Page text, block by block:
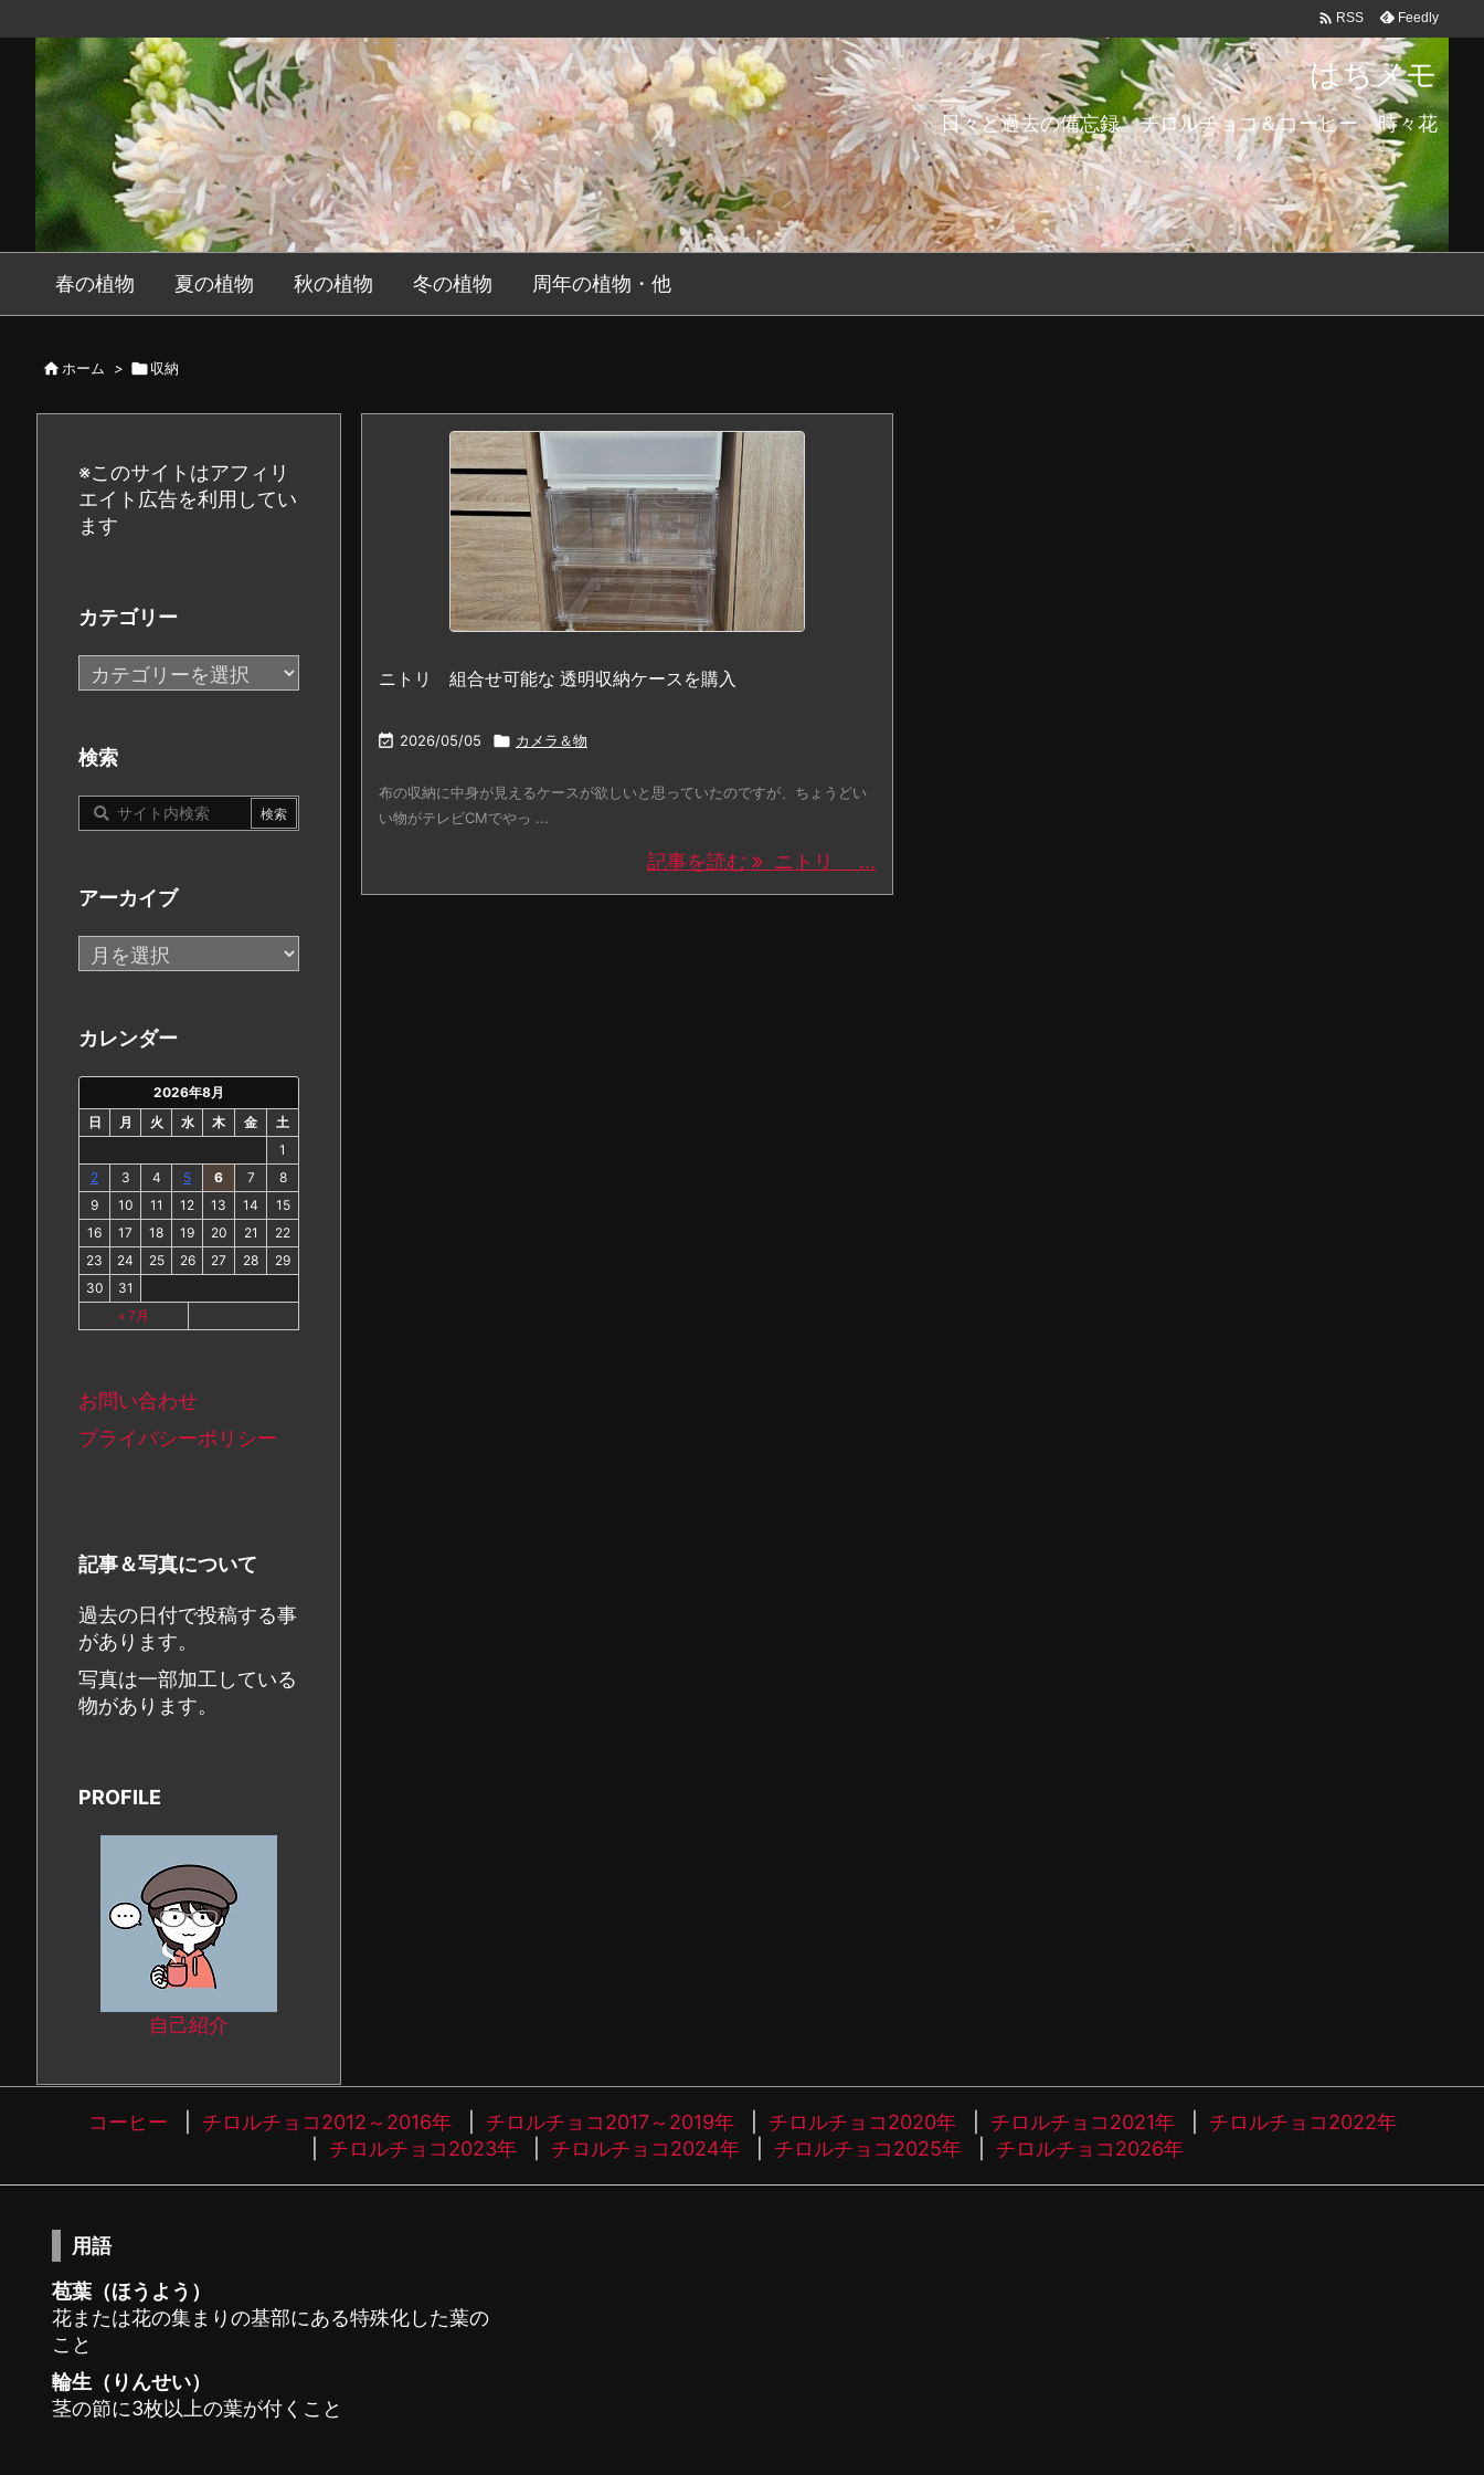
はちメモ
日々と過去の備忘録 チロルチョコ＆コーヒー 時々花
春の植物 夏の植物 秋の植物 冬の植物 周年の植物・他
 RSS Feedly
 ホーム > 収納
ニトリ 組合せ可能な 透明収納ケースを購入
 2026/05/05  カメラ＆物
布の収納に中身が見えるケースが欲しいと思っていたのですが、ちょうどい
い物がテレビCMでやっ ...
記事を読む ニトリ ...
※このサイトはアフィリ
エイト広告を利用してい
ます
カテゴリー
カ
テ
リ
ー
検索
アーカイブ
ア
ー
イ
ブ
カレンダー
2026年8月
日
月 火 水 木 金
土
1
2
3 4 5 6 7
8
9
10 11 12 13 14
15
16
17 18 19 20 21
22
23
24 25 26 27 28
29
30
31
« 7月
お問い合わせ
プライバシーポリシー
記事＆写真について
過去の日付で投稿する事
があります。
写真は一部加工している
物があります。
PROFILE
自己紹介
コーヒー チロルチョコ2012～2016年 チロルチョコ2017～2019年 チロルチョコ2020年 チロルチョコ2021年
チロルチョコ2022年
チロルチョコ2023年
チロルチョコ2024年 チロルチョコ2025年 チロルチョコ2026年
用語
苞葉（ほうよう）
花または花の集まりの基部にある特殊化した葉の
こと
輪生（りんせい）
茎の節に3枚以上の葉が付くこと